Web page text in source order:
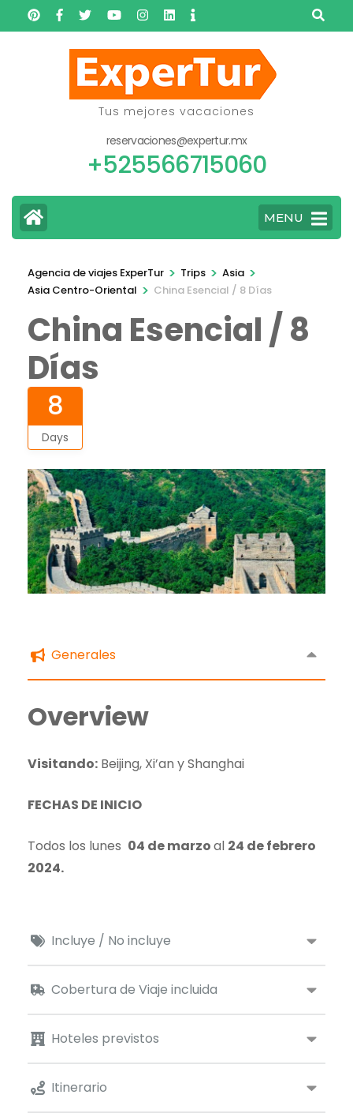
to
Tus mejores vacaciones
reservaciones@expertur.mx
+525566715060
MENU
Agencia de viajes ExperTur > Trips > Asia >
Asia Centro-Oriental > China Esencial / 8 Días
China Esencial / 8
Días
8
Days
Generales
Incluye / No incluye
Cobertura de Viaje incluida
Hoteles previstos
Itinerario
Overview
Visitando: Beijing, Xi’an y Shanghai
FECHAS DE INICIO
Todos los lunes 04 de marzoal 24 de febrero
2024.